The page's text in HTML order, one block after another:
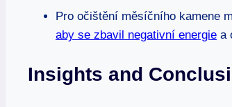
Pro očištění měsíčního kamene
aby se zbavil negativní energie a
Insights and